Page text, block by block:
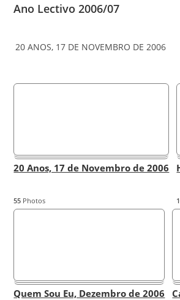
Ano Lectivo 2006/07
20 ANOS, 17 DE NOVEMBRO DE 2006
20 Anos, 17 de Novembro de 2006
55 Photos
Quem Sou Eu, Dezembro de 2006